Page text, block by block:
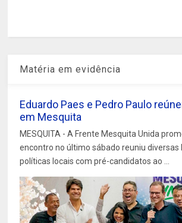
Matéria em evidência
Eduardo Paes e Pedro Paulo
em Mesquita
MESQUITA - A Frente Mesquita Unida
encontro no último sábado reuniu diversas
políticas locais com pré-candidatos ao ...